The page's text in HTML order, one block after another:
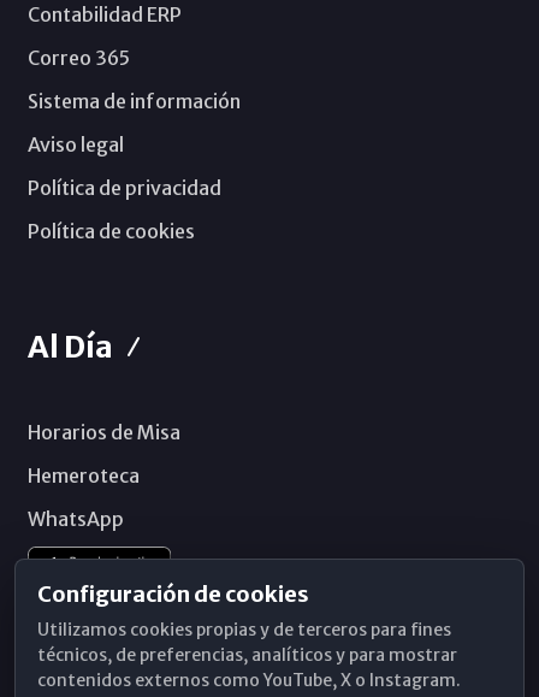
Contabilidad ERP
Correo 365
Sistema de información
Aviso legal
Política de privacidad
Política de cookies
Al Día
Horarios de Misa
Hemeroteca
WhatsApp
Configuración de cookies
Utilizamos cookies propias y de terceros para fines
técnicos, de preferencias, analíticos y para mostrar
contenidos externos como YouTube, X o Instagram.